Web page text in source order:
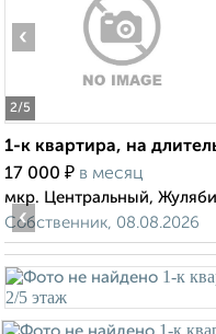
2/5
‹
1-к квартира, на
17 000 ₽ в месяц
мкр. Центральный,
Собственник, 08.08.2026
‹